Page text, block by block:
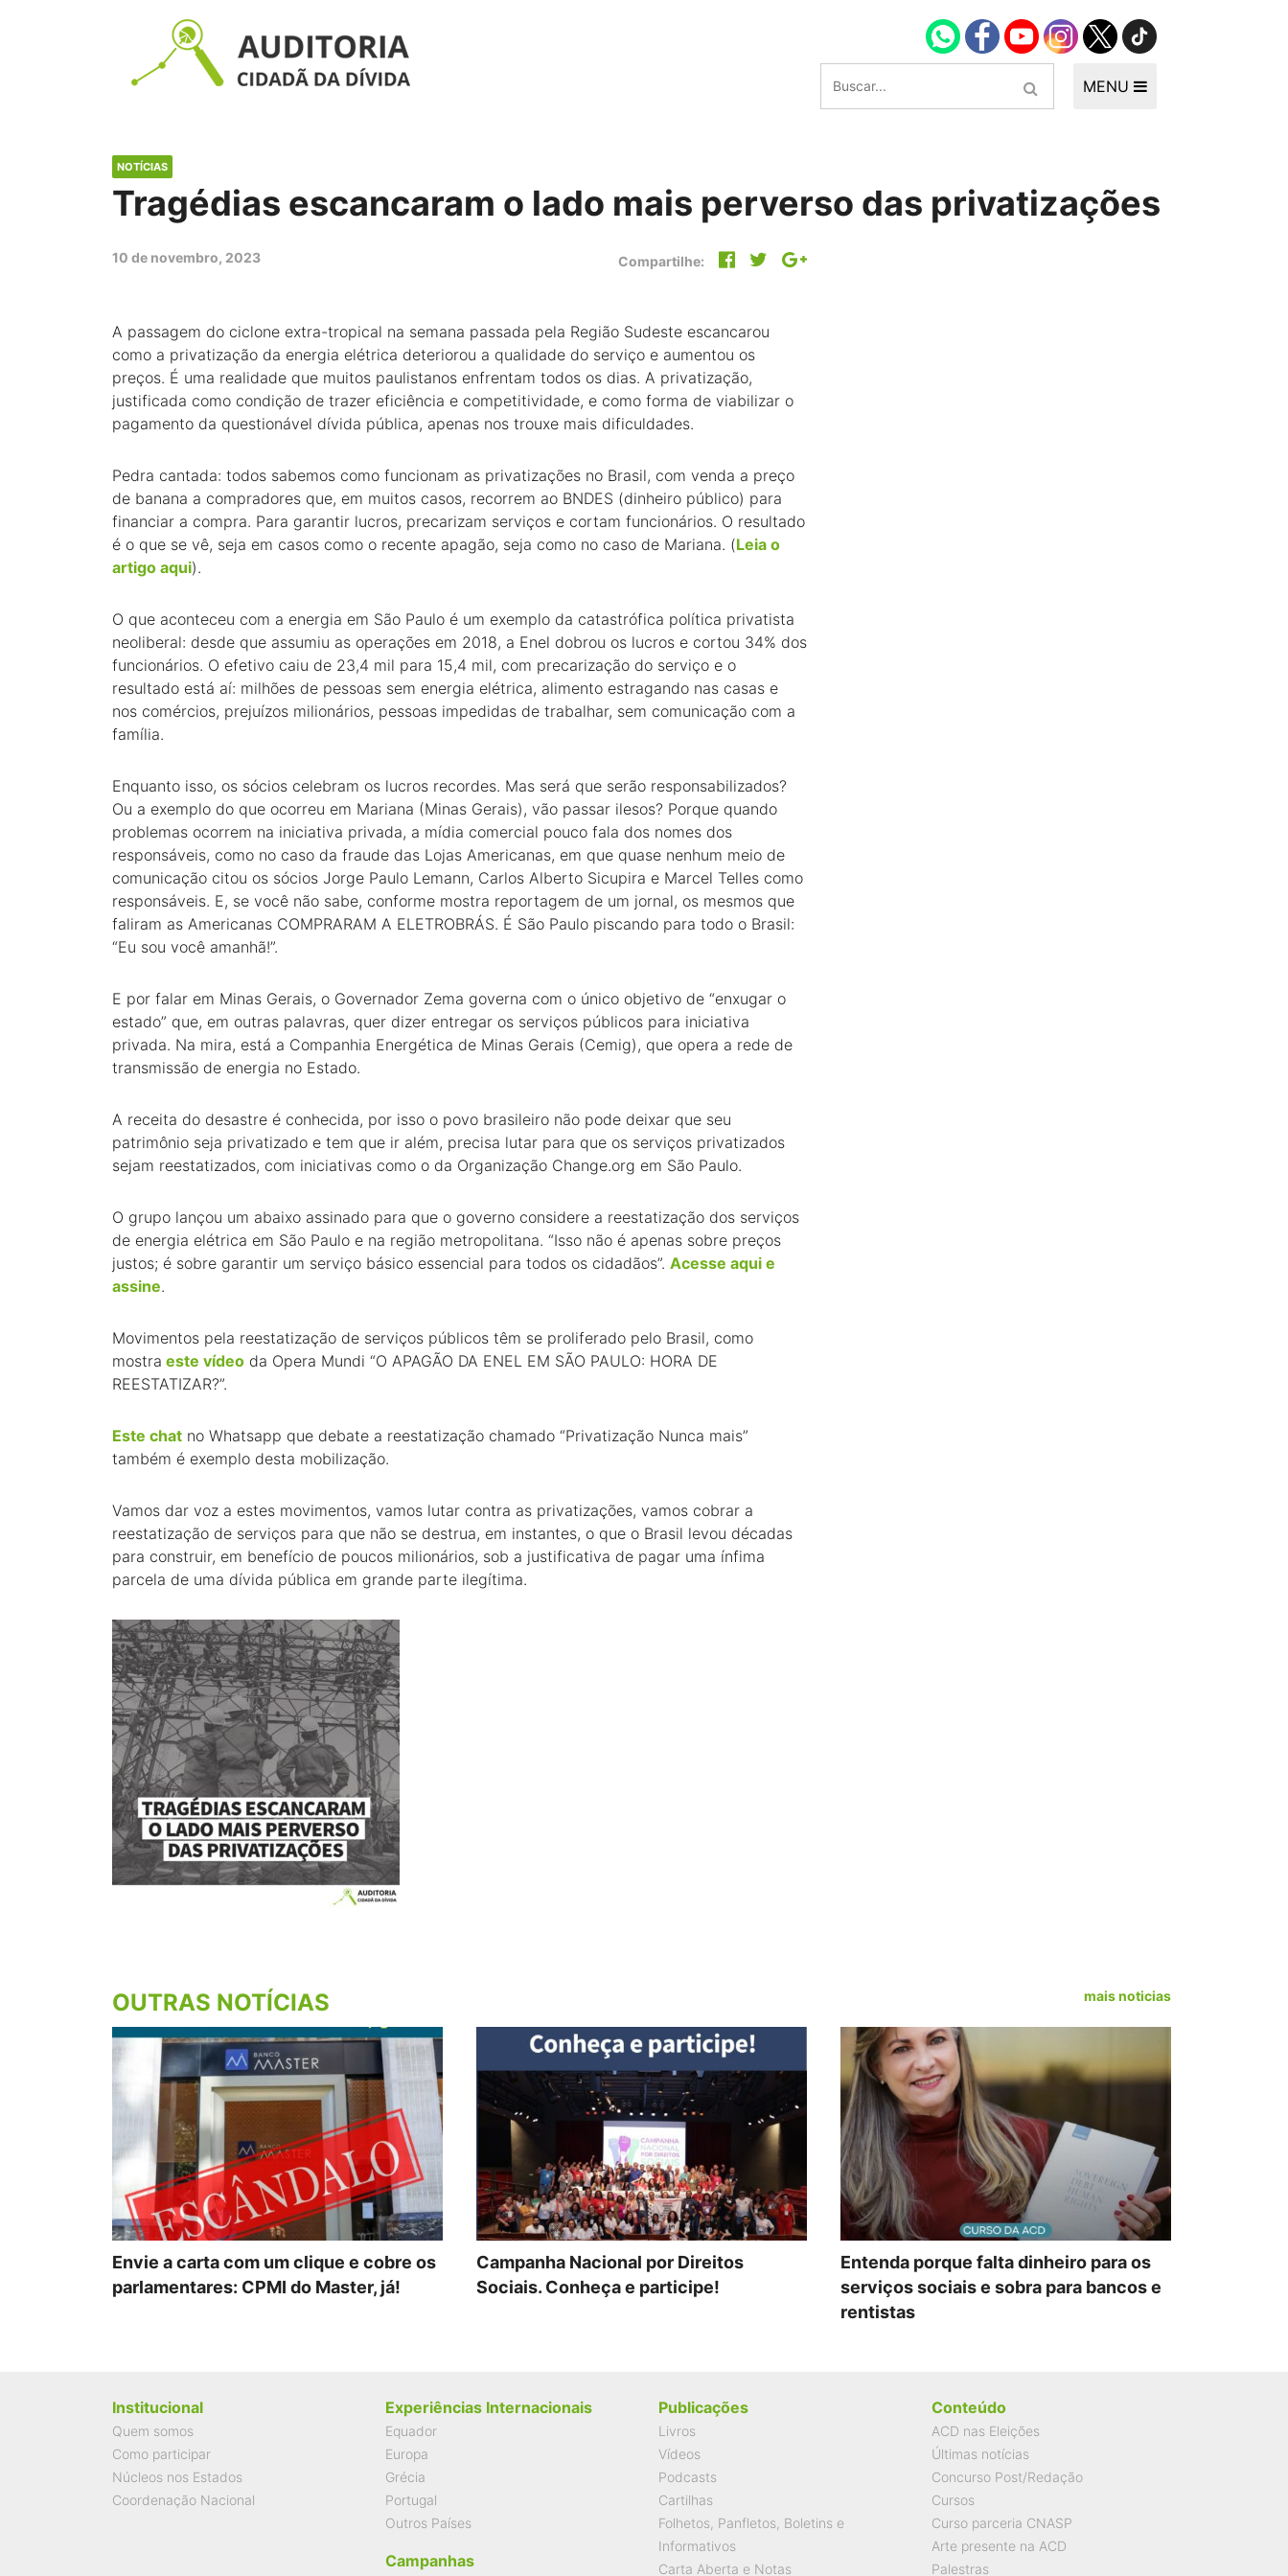
MENU
NOTÍCIAS
Tragédias escancaram o lado mais perverso das privatizações
10 de novembro, 2023 Compartilhe:
A passagem do ciclone extra-tropical na semana passada pela Região Sudeste escancarou
como a privatização da energia elétrica deteriorou a qualidade do serviço e aumentou os
preços. É uma realidade que muitos paulistanos enfrentam todos os dias. A privatização,
justificada como condição de trazer eficiência e competitividade, e como forma de viabilizar o
pagamento da questionável dívida pública, apenas nos trouxe mais dificuldades.
Pedra cantada: todos sabemos como funcionam as privatizações no Brasil, com venda a preço
de banana a compradores que, em muitos casos, recorrem ao BNDES (dinheiro público) para
financiar a compra. Para garantir lucros, precarizam serviços e cortam funcionários. O resultado
é o que se vê, seja em casos como o recente apagão, seja como no caso de Mariana. (Leia o
artigo aqui).
O que aconteceu com a energia em São Paulo é um exemplo da catastrófica política privatista
neoliberal: desde que assumiu as operações em 2018, a Enel dobrou os lucros e cortou 34% dos
funcionários. O efetivo caiu de 23,4 mil para 15,4 mil, com precarização do serviço e o
resultado está aí: milhões de pessoas sem energia elétrica, alimento estragando nas casas e
nos comércios, prejuízos milionários, pessoas impedidas de trabalhar, sem comunicação com a
família.
Enquanto isso, os sócios celebram os lucros recordes. Mas será que serão responsabilizados?
Ou a exemplo do que ocorreu em Mariana (Minas Gerais), vão passar ilesos? Porque quando
problemas ocorrem na iniciativa privada, a mídia comercial pouco fala dos nomes dos
responsáveis, como no caso da fraude das Lojas Americanas, em que quase nenhum meio de
comunicação citou os sócios Jorge Paulo Lemann, Carlos Alberto Sicupira e Marcel Telles como
responsáveis. E, se você não sabe, conforme mostra reportagem de um jornal, os mesmos que
faliram as Americanas COMPRARAM A ELETROBRÁS. É São Paulo piscando para todo o Brasil:
“Eu sou você amanhã!”.
E por falar em Minas Gerais, o Governador Zema governa com o único objetivo de “enxugar o
estado” que, em outras palavras, quer dizer entregar os serviços públicos para iniciativa
privada. Na mira, está a Companhia Energética de Minas Gerais (Cemig), que opera a rede de
transmissão de energia no Estado.
A receita do desastre é conhecida, por isso o povo brasileiro não pode deixar que seu
patrimônio seja privatizado e tem que ir além, precisa lutar para que os serviços privatizados
sejam reestatizados, com iniciativas como o da Organização Change.org em São Paulo.
O grupo lançou um abaixo assinado para que o governo considere a reestatização dos serviços
de energia elétrica em São Paulo e na região metropolitana. “Isso não é apenas sobre preços
justos; é sobre garantir um serviço básico essencial para todos os cidadãos”. Acesse aqui e
assine.
Movimentos pela reestatização de serviços públicos têm se proliferado pelo Brasil, como
mostra este vídeo da Opera Mundi “O APAGÃO DA ENEL EM SÃO PAULO: HORA DE
REESTATIZAR?”.
Este chat no Whatsapp que debate a reestatização chamado “Privatização Nunca mais”
também é exemplo desta mobilização.
Vamos dar voz a estes movimentos, vamos lutar contra as privatizações, vamos cobrar a
reestatização de serviços para que não se destrua, em instantes, o que o Brasil levou décadas
para construir, em benefício de poucos milionários, sob a justificativa de pagar uma ínfima
parcela de uma dívida pública em grande parte ilegítima.
OUTRAS NOTÍCIAS mais noticias
Envie a carta com um clique e cobre os
parlamentares: CPMI do Master, já!
Campanha Nacional por Direitos
Sociais. Conheça e participe!
Entenda porque falta dinheiro para os
serviços sociais e sobra para bancos e
rentistas
Institucional
Quem somos
Como participar
Núcleos nos Estados
Coordenação Nacional
Experiências Internacionais
Equador
Europa
Grécia
Portugal
Outros Países
Campanhas
Publicações
Livros
Vídeos
Podcasts
Cartilhas
Folhetos, Panfletos, Boletins e
Informativos
Carta Aberta e Notas
Conteúdo
ACD nas Eleições
Últimas notícias
Concurso Post/Redação
Cursos
Curso parceria CNASP
Arte presente na ACD
Palestras